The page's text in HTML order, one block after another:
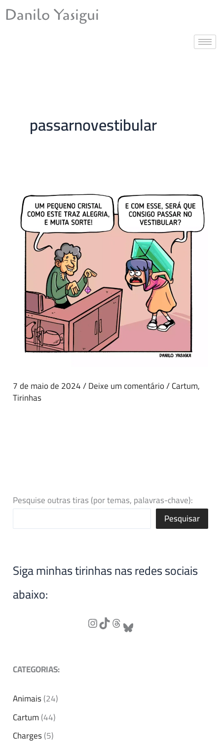
para
Danilo Yasigui
passarnovestibular
7 de maio de 2024/Deixe um comentário/Cartum,
Tirinhas
Pesquise outras tiras (por temas, palavras-chave):
Pesquisar
Siga minhas tirinhas nas redes sociais
abaixo:
CATEGORIAS:
Animais(24)
Cartum(44)
Charges(5)